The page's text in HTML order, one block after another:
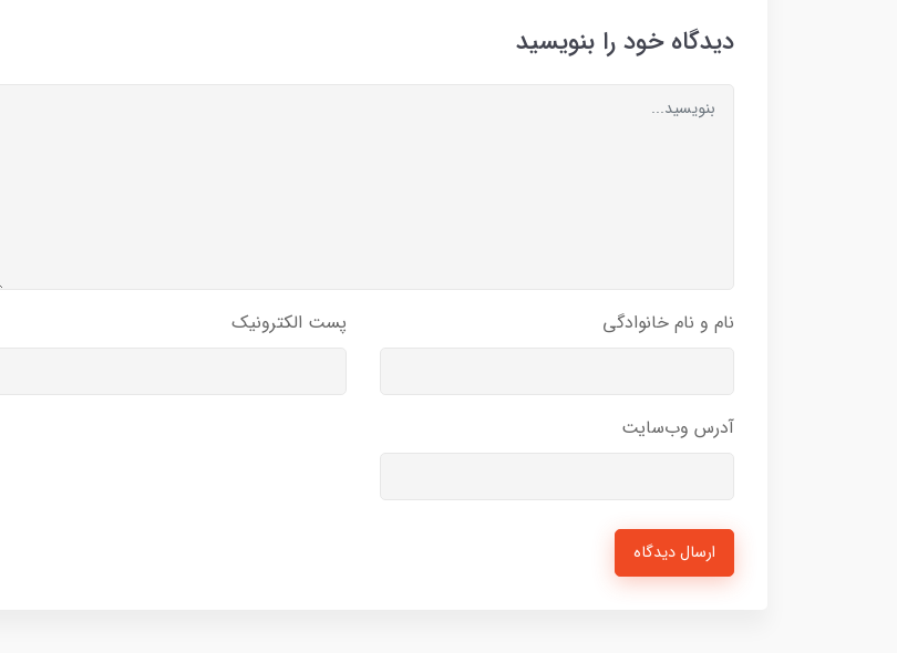
دیدگاه خود را بنویسید
نام و نام خانوادگی پست الکترونیک
آدرس وب‌سایت
ارسال دیدگاه